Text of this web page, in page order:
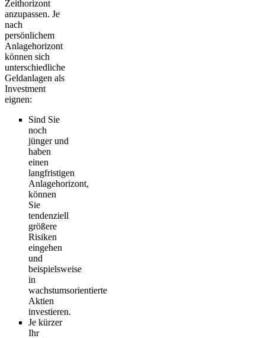
Zeithorizont
anzupassen. Je
nach
persönlichem
Anlagehorizont
können sich
unterschiedliche
Geldanlagen als
Investment
eignen:
Sind Sie
noch
jünger und
haben
einen
langfristigen
Anlagehorizont,
können
Sie
tendenziell
größere
Risiken
eingehen
und
beispielsweise
in
wachstumsorientierte
Aktien
investieren.
Je kürzer
Ihr